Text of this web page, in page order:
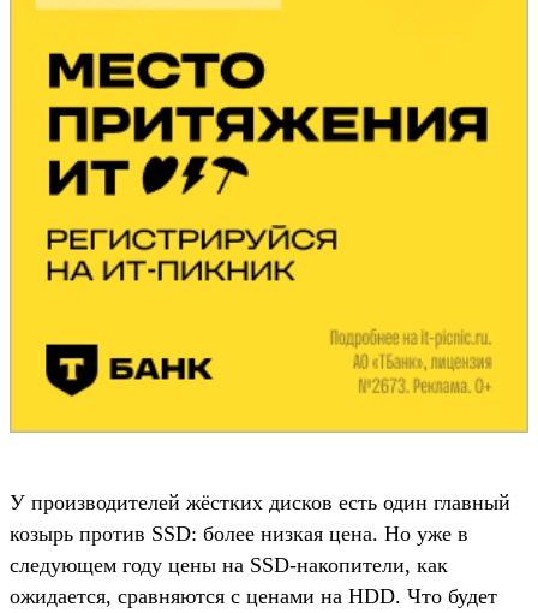
У производителей жёстких дисков есть один главный
козырь против SSD: более низкая цена. Но уже в
следующем году цены на SSD-накопители, как
ожидается, сравняются с ценами на HDD. Что будет